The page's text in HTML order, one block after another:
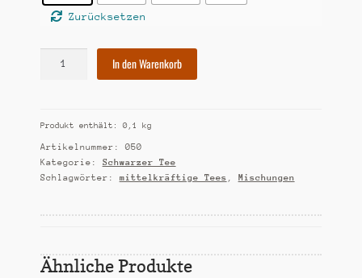
Zurücksetzen
Menge
In den Warenkorb
Produkt enthält: 0,1 kg
Artikelnummer: 050
Kategorie: Schwarzer Tee
Schlagwörter: mittelkräftige Tees , Mischungen
Ähnliche Produkte